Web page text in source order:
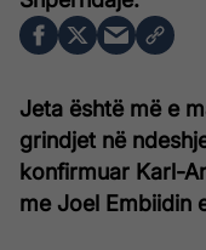
Jeta është më e
grindjet në
konfirmuar Karl-
me Joel Embiidin